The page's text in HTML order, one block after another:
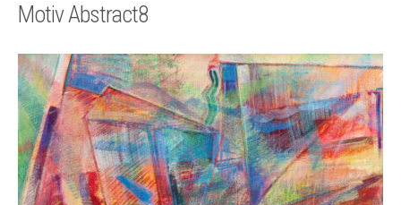
Kontakt
Motiv Abstract8